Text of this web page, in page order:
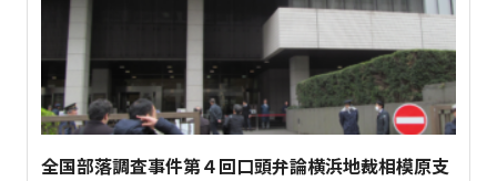
全国部落調査事件第４回口頭弁論横浜地裁相模原支